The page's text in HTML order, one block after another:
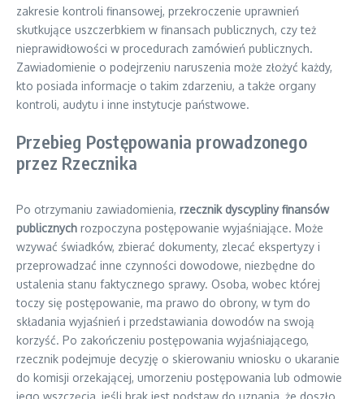
zakresie kontroli finansowej, przekroczenie uprawnień
skutkujące uszczerbkiem w finansach publicznych, czy też
nieprawidłowości w procedurach zamówień publicznych.
Zawiadomienie o podejrzeniu naruszenia może złożyć każdy,
kto posiada informacje o takim zdarzeniu, a także organy
kontroli, audytu i inne instytucje państwowe.
Przebieg Postępowania prowadzonego
przez Rzecznika
Po otrzymaniu zawiadomienia, rzecznik dyscypliny finansów
publicznych rozpoczyna postępowanie wyjaśniające. Może
wzywać świadków, zbierać dokumenty, zlecać ekspertyzy i
przeprowadzać inne czynności dowodowe, niezbędne do
ustalenia stanu faktycznego sprawy. Osoba, wobec której
toczy się postępowanie, ma prawo do obrony, w tym do
składania wyjaśnień i przedstawiania dowodów na swoją
korzyść. Po zakończeniu postępowania wyjaśniającego,
rzecznik podejmuje decyzję o skierowaniu wniosku o ukaranie
do komisji orzekającej, umorzeniu postępowania lub odmowie
jego wszczęcia, jeśli brak jest podstaw do uznania, że doszło